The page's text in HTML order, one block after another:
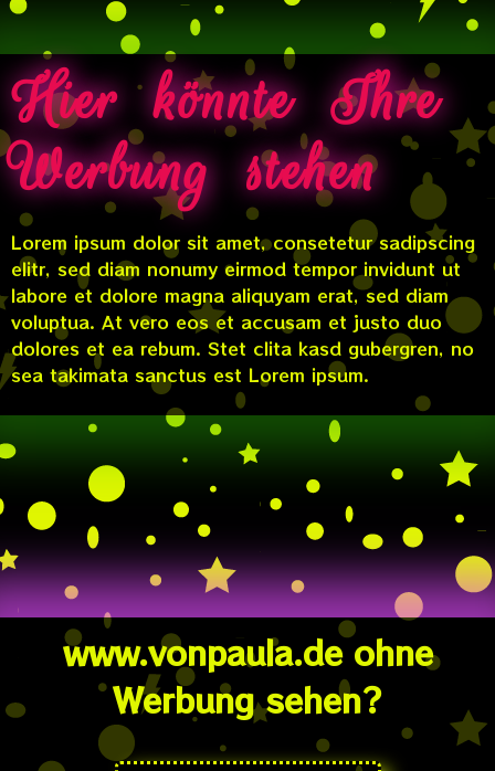
Hier könnte Ihre
Werbung stehen
Lorem ipsum dolor sit amet, consetetur sadipscing
elitr, sed diam nonumy eirmod tempor invidunt ut
labore et dolore magna aliquyam erat, sed diam
voluptua. At vero eos et accusam et justo duo
dolores et ea rebum. Stet clita kasd gubergren, no
sea takimata sanctus est Lorem ipsum.
www.vonpaula.de ohne
Werbung sehen?